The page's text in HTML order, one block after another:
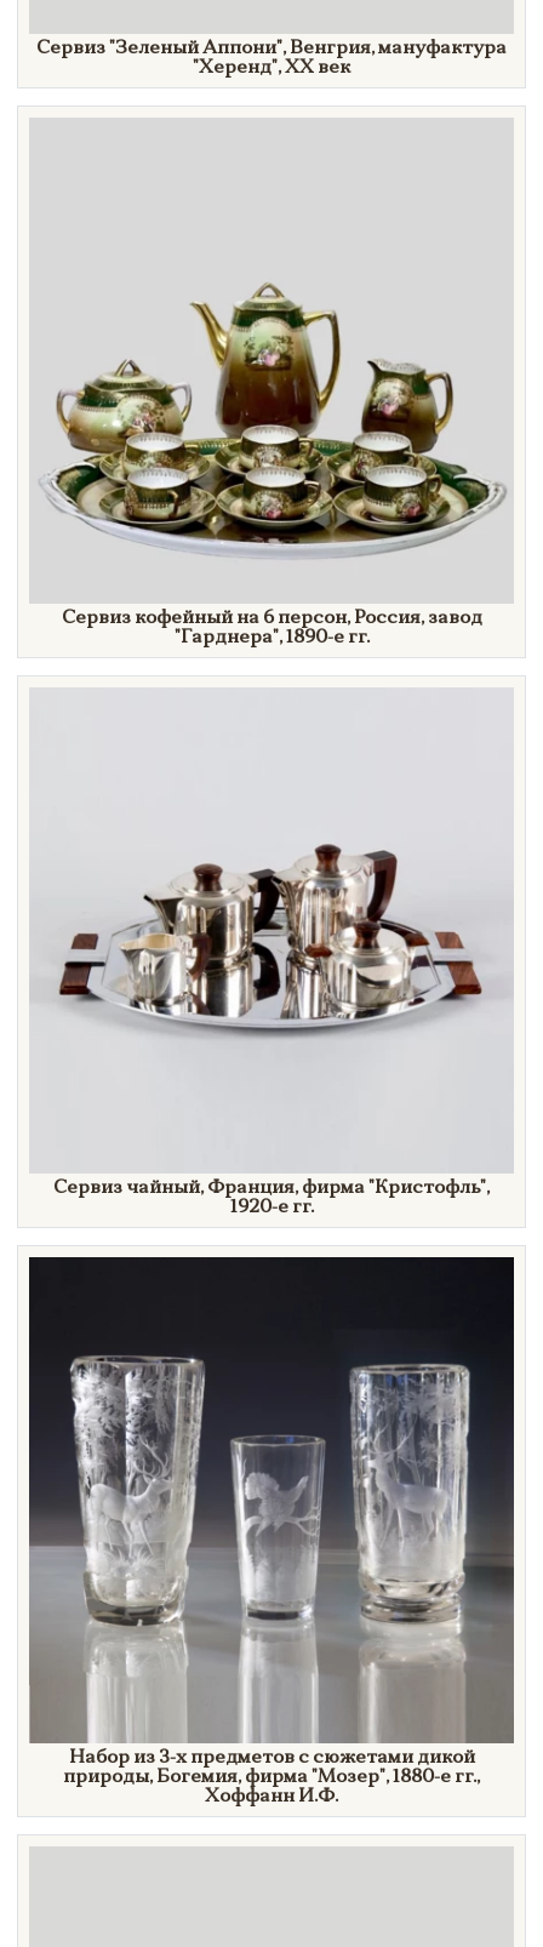
Сервиз"ЗеленыйАппони", Венгрия, мануфактура
"Херенд",XX век
Сервиз кофейный на 6 персон, Россия, завод
"Гарднера", 1890-е гг.
Сервиз чайный, Франция, фирма"Кристофль",
1920-е гг.
Набор из 3-х предметов с сюжетами дикой
природы, Богемия, фирма"Мозер",1880-е гг.,
Хоффанн И.Ф.